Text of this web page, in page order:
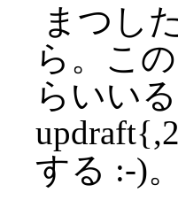
まつし
ら。こ
らいい
する :-)。